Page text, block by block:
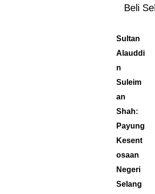
Beli
Sultan
Alauddi
n
Suleim
an
Shah:
Payung
Kesent
osaan
Negeri
Selang